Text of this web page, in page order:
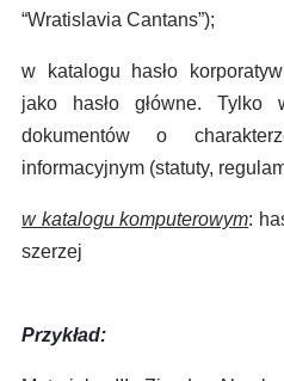
“Wratislavia Cantans”);
w katalogu hasło
jako hasło główne. Tylko
dokumentów o
informacyjnym (statuty,
w katalogu komputerowym:
szerzej
Przykład: